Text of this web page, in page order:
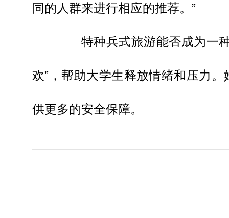
同的人群来进行相应的推荐。”
特种兵式旅游能否成为一种
欢”，帮助大学生释放情绪和压力
供更多的安全保障。